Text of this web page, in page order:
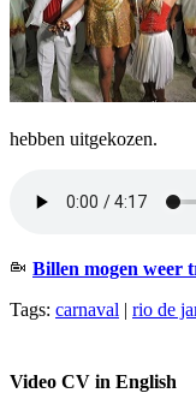
hebben uitgekozen.
Billen mogen weer
Tags: carnaval | rio de
Video CV in English